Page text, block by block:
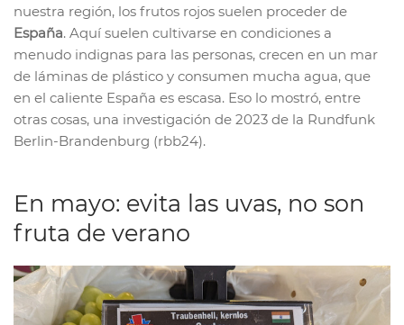
nuestra región, los frutos rojos suelen proceder de
España. Aquí suelen cultivarse en condiciones a
menudo indignas para las personas, crecen en un mar
de láminas de plástico y consumen mucha agua, que
en el caliente España es escasa. Eso lo mostró, entre
otras cosas, una investigación de 2023 de la Rundfunk
Berlin-Brandenburg (rbb24).
En mayo: evita las uvas, no son
fruta de verano